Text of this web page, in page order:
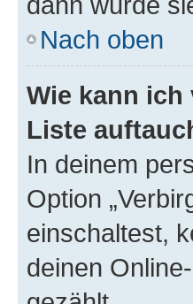
Nach oben
Wie kann ich
Liste
In deinem
Option
einschaltest,
deinen